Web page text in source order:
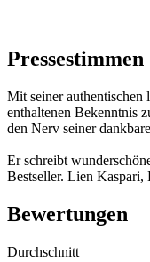
Pressestimmen
Mit seiner authentischen
enthaltenen Bekenntnis
den Nerv seiner
Er schreibt
Bestseller. Lien
Bewertungen
Durchschnitt